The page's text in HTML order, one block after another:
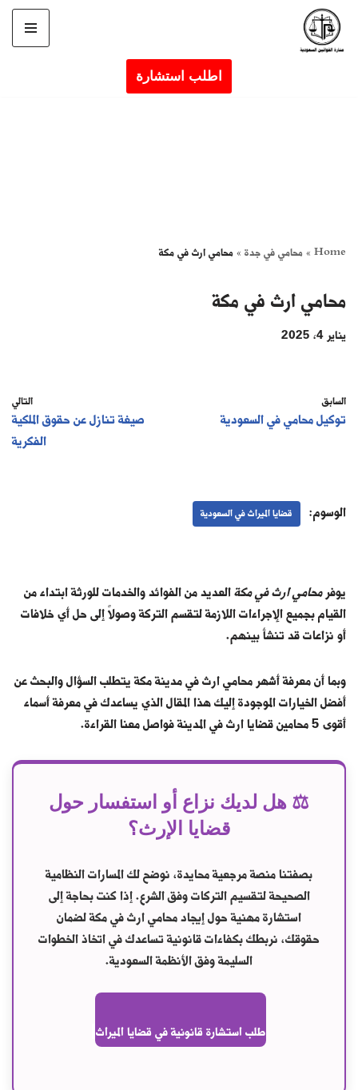
تخطى
اطلب استشارة
Home
»محامي في جدة »محامي ارث في مكة
محامي ارث في مكة
يناير 4, 2025
السابق
توكيل محامي في السعودية
التالي
صيغة تنازل عن حقوق الملكية
الفكرية
الوسوم: قضايا الميراث في السعودية
يوفرمحامي ارث في مكةالعديد من الفوائد والخدمات للورثة ابتداء من
القيام بجميع الإجراءات اللازمة لتقسم التركة وصولاً إلى حل أي خلافات
أو نزاعات قد تنشأ بينهم.
وبما أن معرفة أشهر محامي ارث في مدينة مكة يتطلب السؤال والبحث عن
أفضل الخيارات الموجودة إليك هذا المقال الذي يساعدك في معرفة أسماء
أقوى 5 محامين قضايا ارث في المدينة فواصل معنا القراءة.
⚖️ هل لديك نزاع أو استفسار حول
قضايا الإرث؟
بصفتنا منصة مرجعية محايدة، نوضح لك المسارات النظامية
الصحيحة لتقسيم التركات وفق الشرع. إذا كنت بحاجة إلى
استشارة مهنية حول إيجادمحامي ارث في مكةلضمان
حقوقك، نربطك بكفاءات قانونية تساعدك في اتخاذ الخطوات
السليمة وفق الأنظمة السعودية.
طلب استشارة قانونية في قضايا الميراث